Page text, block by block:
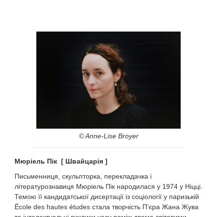
©Anne-Lise Broyer
Мюріель Пік [ Швайцарія ]
Письменниця, скульпторка, перекладачка і
літературознавиця Мюріель Пік народилася у 1974 у Ніцці.
Темою її кандидатської дисертації із соціології у паризькій
École des hautes études стала творчість П’єра Жана Жува